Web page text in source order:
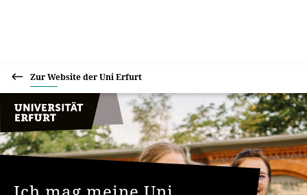
Zur Website der Uni Erfurt